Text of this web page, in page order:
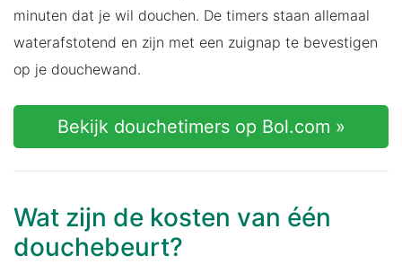
minuten dat je wil douchen. De timers staan allemaal
waterafstotend en zijn met een zuignap te bevestigen
op je douchewand.
Bekijk douchetimers op Bol.com »
Wat zijn de kosten van één
douchebeurt?